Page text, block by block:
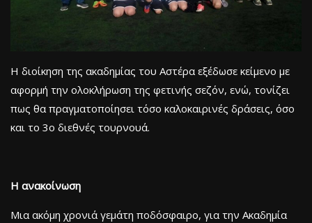
Η διοίκηση της ακαδημίας του Αστέρα εξέδωσε κείμενο με
αφορμή την ολοκλήρωση της φετινής σεζόν, ενώ, τονίζει
πως θα πραγματοποίησει τόσο καλοκαιρινές δράσεις, όσο
και το 3ο διεθνές τουρνουά.
Η ανακοίνωση
Μια ακόμη χρονιά γεμάτη ποδόσφαιρο, για την Ακαδημία